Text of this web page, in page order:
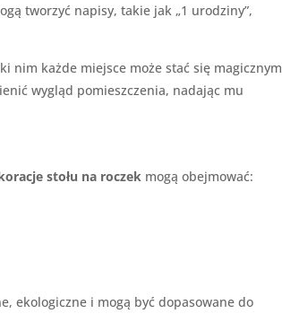
tworzyć napisy, takie jak „1 urodziny”,
nim każde miejsce może stać się magicznym
wygląd pomieszczenia, nadając mu
stołu na roczek mogą obejmować:
ekologiczne i mogą być dopasowane do